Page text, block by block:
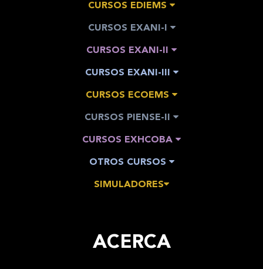
CURSOS EDIEMS
CURSOS EXANI-I
CURSOS EXANI-II
CURSOS EXANI-III
CURSOS ECOEMS
CURSOS PIENSE-II
CURSOS EXHCOBA
OTROS CURSOS
SIMULADORES
ACERCA